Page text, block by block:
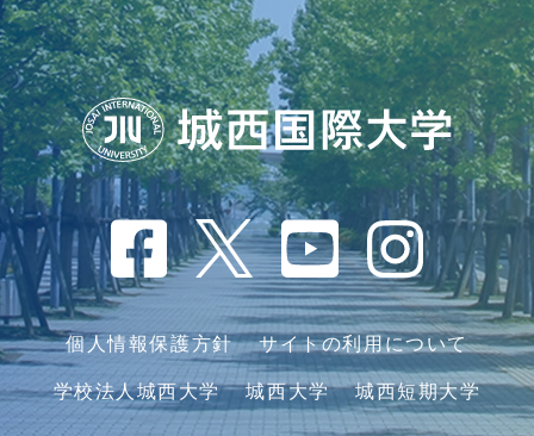
個人情報保護方針 サイトの利用について
学校法人城西大学 城西大学 城西短期大学